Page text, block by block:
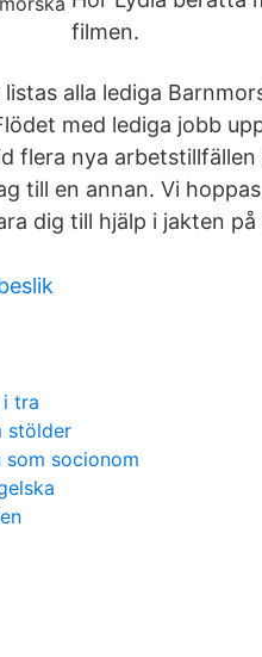
filmen.
listas alla lediga
med lediga jobb
flera nya arbetstillfällen
till en annan. Vi
dig till hjälp i jakten på
tra
stölder
socionom